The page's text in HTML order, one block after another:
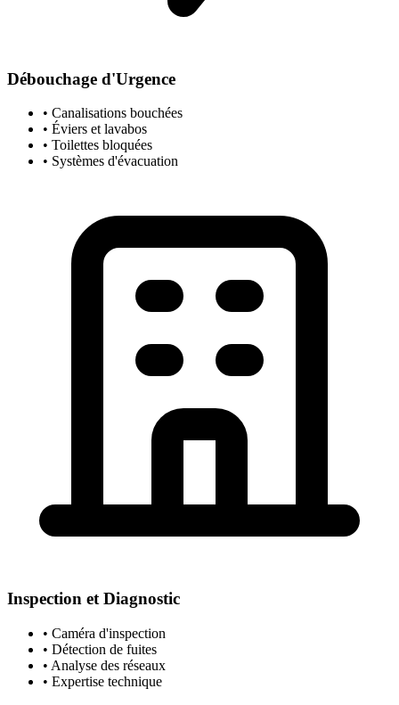
Débouchage d'Urgence
• Canalisations bouchées
• Éviers et lavabos
• Toilettes bloquées
• Systèmes d'évacuation
Inspection et Diagnostic
• Caméra d'inspection
• Détection de fuites
• Analyse des réseaux
• Expertise technique